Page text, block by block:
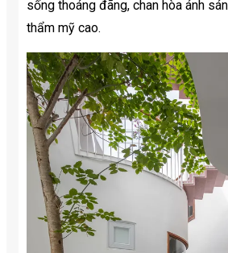
sống thoáng đãng, chan hòa ánh
thẩm mỹ cao.